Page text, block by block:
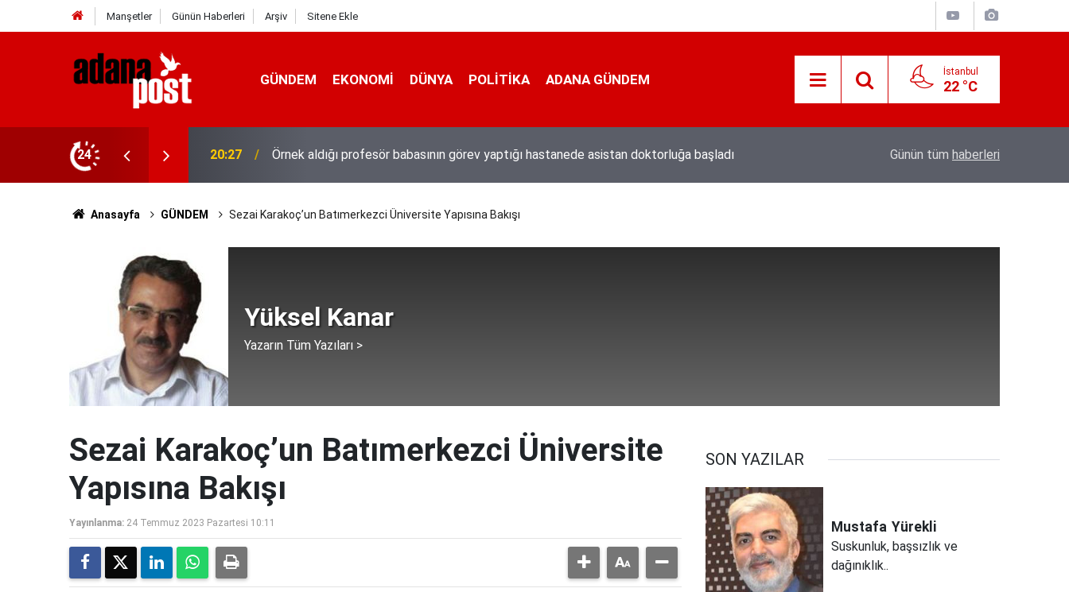
Manşetler Günün Haberleri Arşiv Sitene Ekle
GÜNDEM EKONOMI DÜNYA POLİTİKA ADANA GÜNDEM İstanbul
22 °C
24
asistan doktorluğa başladı 20:20 10 yıl saklanan darbeci Karatepe Muğla’dan böyle kaçmıştı Kıymetli Cumhurbaşkanımız’a Arz Olunur
Günün tüm haberleri
Anasayfa GÜNDEM Sezai Karakoç’un Batımerkezci Üniversite Yapısına Bakışı
Yüksel Kanar
Yazarın Tüm Yazıları >
Sezai Karakoç’un Batımerkezci Üniversite
Yapısına Bakışı
Yayınlanma: 24 Temmuz 2023 Pazartesi 10:11
SON YAZILAR
Mustafa Yürekli
Suskunluk, başsızlık ve
dağınıklık..